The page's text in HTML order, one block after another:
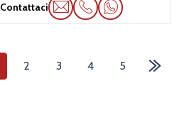
Contattaci
2 3 4 5